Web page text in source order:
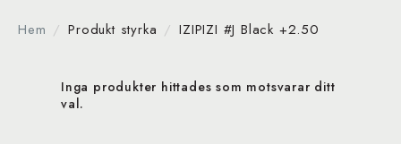
Hem Produkt styrka IZIPIZI #J Black +2.50
Inga produkter hittades som motsvarar ditt
val.